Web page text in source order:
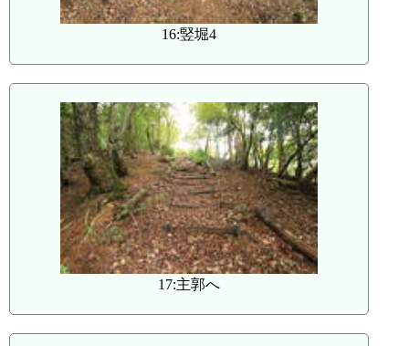
16:竪堀4
17:主郭へ